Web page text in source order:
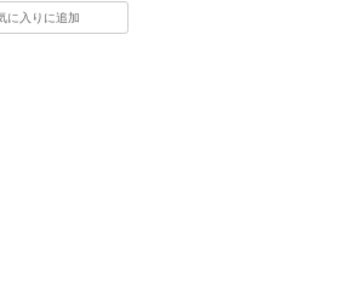
に入りに追加